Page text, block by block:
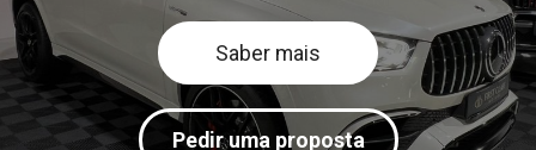
Saber mais
Pedir uma proposta